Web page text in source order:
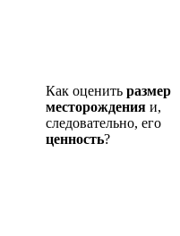
Как оценить размер
месторождения и,
следовательно, его
ценность?